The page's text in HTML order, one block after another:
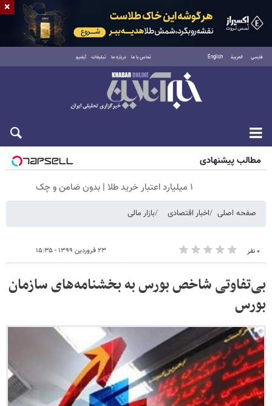
فارسی العربية English تماس با ما درباره ما تبلیغات آرشیو
شنبه ۱۷ مرداد ۱۴۰۵
مطالب پیشنهادی
۱ میلیارد اعتبار خرید طلا | بدون ضامن و چک
صفحه اصلی اخبار اقتصادی بازار مالی
۰ نفر ۲۳ فروردین ۱۳۹۹ - ۱۵:۳۵
بی‌تفاوتی شاخص بورس به بخشنامه‌های سازمان
بورس
×